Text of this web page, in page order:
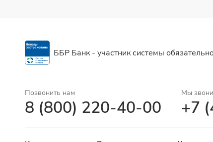
ББР Банк - участник системы
Позвонить нам
8 (800) 220-40-00
Мы
+7